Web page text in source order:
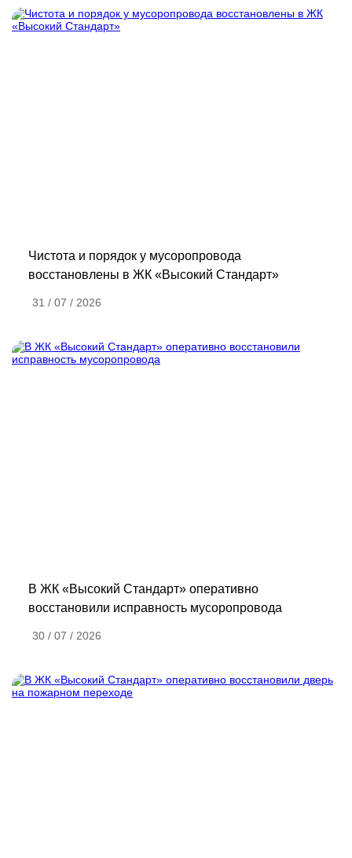
Чистота и порядок у мусоропровода
восстановлены в ЖК «Высокий Стандарт»
31 / 07 / 2026
В ЖК «Высокий Стандарт» оперативно
восстановили исправность мусоропровода
30 / 07 / 2026